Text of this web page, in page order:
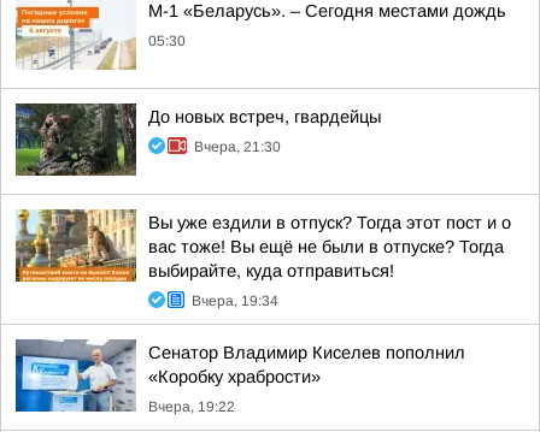
М-1 «Беларусь». – Сегодня местами дождь
05:30
До новых встреч, гвардейцы
Вчера, 21:30
Вы уже ездили в отпуск? Тогда этот пост и о
вас тоже! Вы ещё не были в отпуске? Тогда
выбирайте, куда отправиться!
Вчера, 19:34
Сенатор Владимир Киселев пополнил
«Коробку храбрости»
Вчера, 19:22